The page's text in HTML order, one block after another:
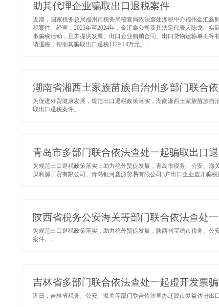
助其代理企业骗取出口退税案件
近期，国家税务总局福州市税务局稽查局依法查处涉税中介福州金汇
税案件。经查，2023年至2024年，金汇鑫公司及其法定代表人陈龙、
事骗税活动，且未提供发票、出口企业购销合同、出口货物运输单据
请退税，帮助其骗取出口退税1129.14万元。...
湖南省湘西土家族苗族自治州多部门联合
为促进外贸健康发展，规范出口退税政策落实，湖南湘西土家族苗族
取出口退税案件。...
青岛市多部门联合依法查处一起骗取出口
为规范出口退税政策落实，助力稳外贸促发展，青岛市税务、公安、
贝利源工贸有限公司、青岛银河鑫源贸易有限公司3户出口企业虚开骗税
陕西省税务公安海关等部门联合依法查处
为规范出口退税政策落实，助力稳外贸促发展，陕西省宝鸡市税务、
案件。...
吉林省多部门联合依法查处一起虚开发票
近日，吉林省税务、公安、海关等部门联合依法查办辽源市梦益达进出